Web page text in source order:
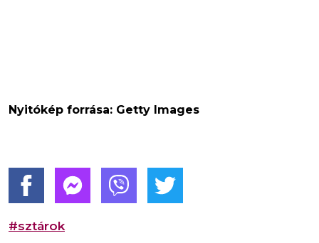
Nyitókép forrása: Getty Images
#sztárok